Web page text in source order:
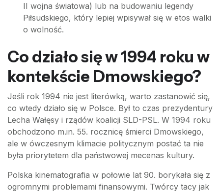
II wojna światowa) lub na budowaniu legendy
Piłsudskiego, który lepiej wpisywał się w etos walki
o wolność.
Co działo się w 1994 roku w
kontekście Dmowskiego?
Jeśli rok 1994 nie jest literówką, warto zastanowić się,
co wtedy działo się w Polsce. Był to czas prezydentury
Lecha Wałęsy i rządów koalicji SLD-PSL. W 1994 roku
obchodzono m.in. 55. rocznicę śmierci Dmowskiego,
ale w ówczesnym klimacie politycznym postać ta nie
była priorytetem dla państwowej mecenas kultury.
Polska kinematografia w połowie lat 90. borykała się z
ogromnymi problemami finansowymi. Twórcy tacy jak